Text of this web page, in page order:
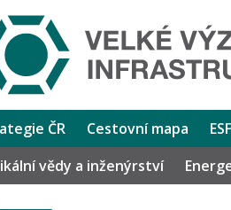
ČR Cestovní mapa
vědy a inženýrství